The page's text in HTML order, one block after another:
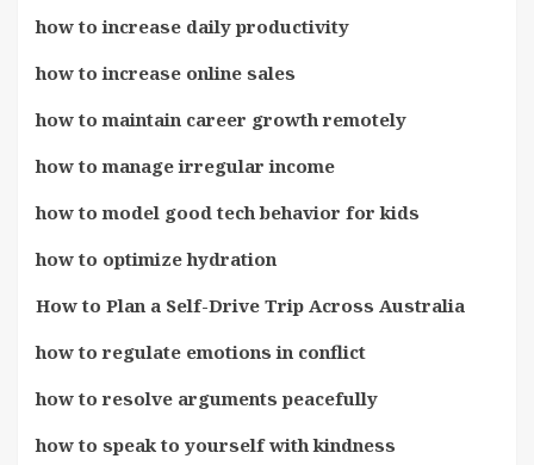
how to increase daily productivity
how to increase online sales
how to maintain career growth remotely
how to manage irregular income
how to model good tech behavior for kids
how to optimize hydration
How to Plan a Self-Drive Trip Across Australia
how to regulate emotions in conflict
how to resolve arguments peacefully
how to speak to yourself with kindness